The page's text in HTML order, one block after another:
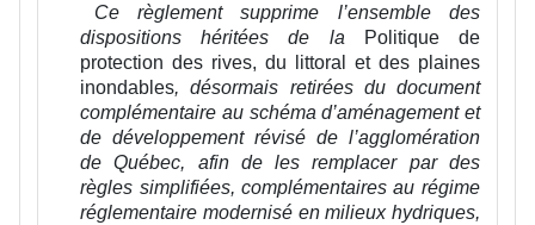
Ce règlement supprime l’ensemble des
dispositions héritées de la
Politique de
protection des rives, du littoral et des plaines
inondables, désormais retirées du document
complémentaire au schéma d’aménagement et
de développement révisé de l’agglomération
de Québec, afin de les remplacer par des
règles simplifiées, complémentaires au régime
réglementaire modernisé en milieux hydriques,